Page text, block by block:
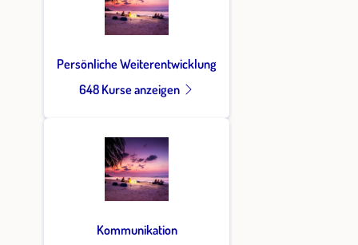
Persönliche Weiterentwicklung
648 Kurse anzeigen
Kommunikation